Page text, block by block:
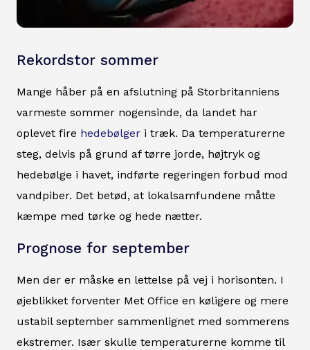
Rekordstor sommer
Mange håber på en afslutning på Storbritanniens
varmeste sommer nogensinde, da landet har
oplevet fire hedebølger i træk. Da temperaturerne
steg, delvis på grund af tørre jorde, højtryk og
hedebølge i havet, indførte regeringen forbud mod
vandpiber. Det betød, at lokalsamfundene måtte
kæmpe med tørke og hede nætter.
Prognose for september
Men der er måske en lettelse på vej i horisonten. I
øjeblikket forventer Met Office en køligere og mere
ustabil september sammenlignet med sommerens
ekstremer. Især skulle temperaturerne komme til